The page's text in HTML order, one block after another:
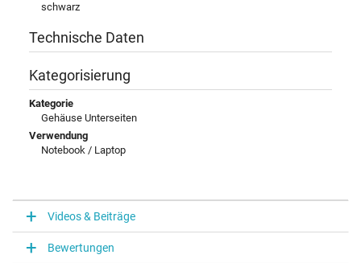
schwarz
Technische Daten
Kategorisierung
Kategorie
Gehäuse Unterseiten
Verwendung
Notebook / Laptop
Videos & Beiträge
Bewertungen